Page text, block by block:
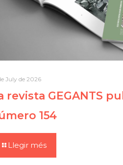
July de 2026
revista GEGANTS
154
Llegir més